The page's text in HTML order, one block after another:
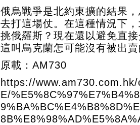
俄烏戰爭是北約東擴的結果
去打這場仗。在這種情況下
挑俄羅斯？現在還以避免直
這叫烏克蘭怎可能沒有被出賣
原載：AM730
https://
E/